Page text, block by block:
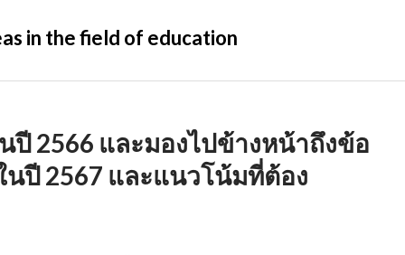
in the field of education
ปี 2566 และมองไปข้างหน้าถึงข้อ
นปี 2567 และแนวโน้มที่ต้อง